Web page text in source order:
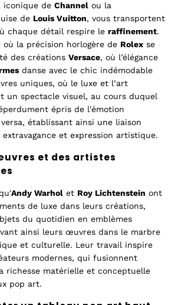
iconique deChannel ou la
de Louis Vuitton, vous transportent
chaque détail respire leraffinement.
où la précision horlogère de Rolex se
des créationsVersace, où l’élégance
danse avec le chic indémodable
uniques, où le luxe et l’art
un spectacle visuel, au cours duquel
épris de l'émotion
établissant ainsi une liaison
et expression artistique.
et des artistes
Andy Warhol et Roy Lichtenstein ont
de luxe dans leurs créations,
du quotidien en emblèmes
ainsi leurs œuvres dans le marbre
et culturelle. Leur travail inspire
modernes, qui fusionnent
richesse matérielle et conceptuelle
pop art.